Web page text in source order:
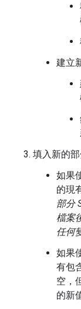
建立
填入新的部
如果
的現
部分
檔案
任何
如果
有包
空，
的新